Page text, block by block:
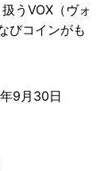
うVOX（ヴォ
びコインがも
9月30日